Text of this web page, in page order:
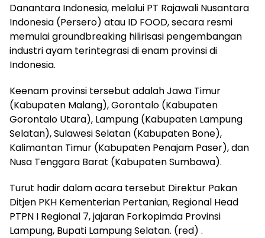
Danantara Indonesia, melalui PT Rajawali Nusantara
Indonesia (Persero) atau ID FOOD, secara resmi
memulai groundbreaking hilirisasi pengembangan
industri ayam terintegrasi di enam provinsi di
Indonesia.
Keenam provinsi tersebut adalah Jawa Timur
(Kabupaten Malang), Gorontalo (Kabupaten
Gorontalo Utara), Lampung (Kabupaten Lampung
Selatan), Sulawesi Selatan (Kabupaten Bone),
Kalimantan Timur (Kabupaten Penajam Paser), dan
Nusa Tenggara Barat (Kabupaten Sumbawa).
​Turut hadir dalam acara tersebut Direktur Pakan
Ditjen PKH Kementerian Pertanian, Regional Head
PTPN I Regional 7, jajaran Forkopimda Provinsi
Lampung, Bupati Lampung Selatan. (red) .